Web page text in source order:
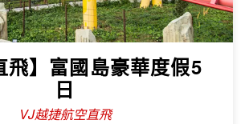
飛】富國島豪華度假5
日
VJ越捷航空直飛